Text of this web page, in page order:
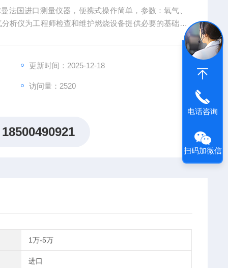
法国进口测量仪器，便携式操作简单，参数：氧气、
析仪为工程师检查和维护燃烧设备提供必要的基础数
数据和图表报告。可用于冷凝壁挂炉及小型燃烧设备
更新时间：2025-12-18
访问量：2520
18500490921
1万-5万
进口
电话咨询
扫码加微信